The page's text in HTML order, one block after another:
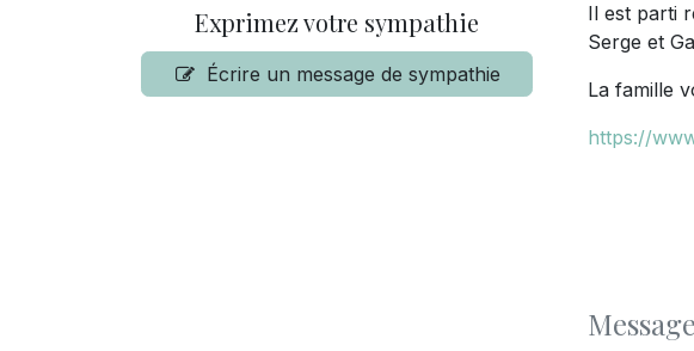
Exprimez votre sympathie
Écrire un message de sympathie
Il est parti
Serge et
La famille
https://